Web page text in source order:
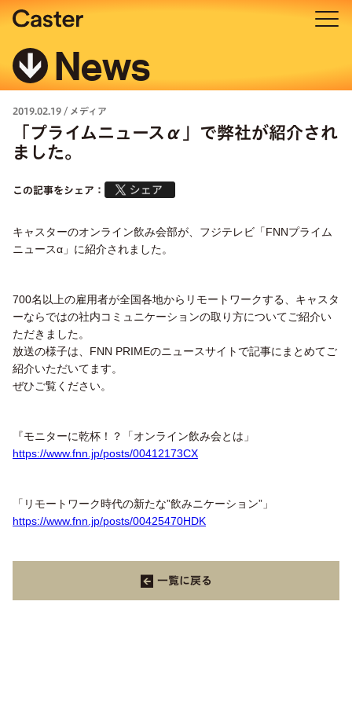
News
2019.02.19 / メディア
「プライムニュースα」で弊社が紹介され
ました。
この記事をシェア：
キャスターのオンライン飲み会部が、フジテレビ「FNNプライム
ニュースα 」に紹介されました。
700名以上の雇用者が全国各地からリモートワークする、キャスタ
ーならではの社内コミュニケーションの取り方についてご紹介い
ただきました。
放送の様子は、 FNN PRIMEのニュースサイトで記事にまとめてご
紹介いただいてます。
ぜひご覧ください。
『モニターに乾杯！？「オンライン飲み会とは」
https://www.fnn.jp/posts/00412173CX
「リモートワーク時代の新たな”飲みニケーション”」
https://www.fnn.jp/posts/00425470HDK
一覧に戻る